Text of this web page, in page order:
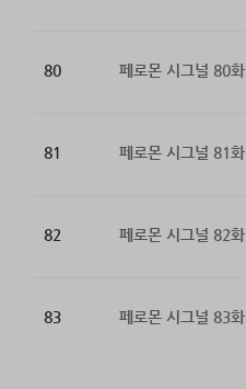
80 페로몬 시그널 80화
81 페로몬 시그널 81화
82 페로몬 시그널 82화
83 페로몬 시그널 83화